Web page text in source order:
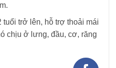
trở lên, hỗ trợ thoải mái
chịu ở lưng, đầu, cơ, răng